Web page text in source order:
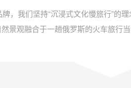
俄罗斯文化探索之旅。
，我们坚持“沉浸式文化慢旅行”的
景观融合于一趟俄罗斯的火车旅行